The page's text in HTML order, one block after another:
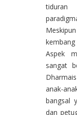
Aspek
sangat
anak-
bangsal
dan